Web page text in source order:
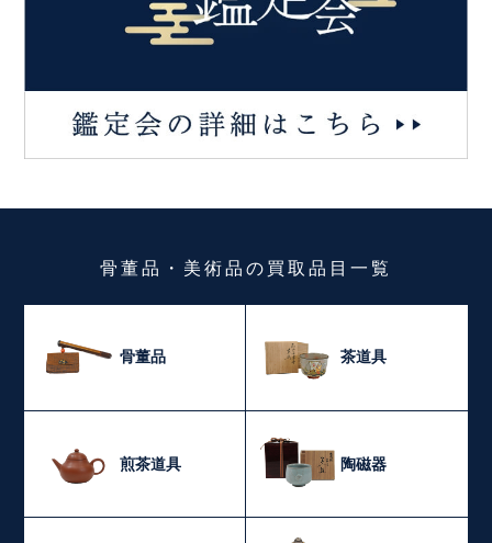
骨董品・美術品の買取品目一覧
骨董品 茶道具
煎茶道具 陶磁器